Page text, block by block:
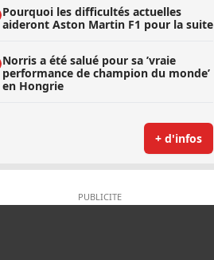
Pourquoi les difficultés actuelles
aideront Aston Martin F1 pour la suite
Norris a été salué pour sa ’vraie
performance de champion du monde’
en Hongrie
+ d'infos